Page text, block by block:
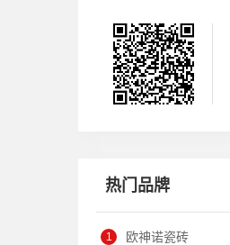
热门品牌
欧神诺瓷砖